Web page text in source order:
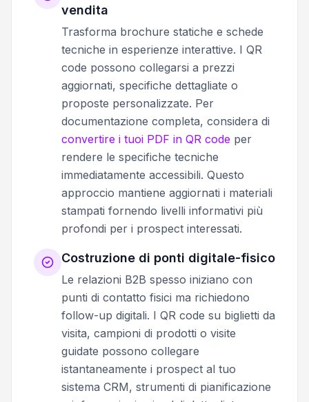
vendita
Trasforma brochure statiche e schede
tecniche in esperienze interattive. I QR
code possono collegarsi a prezzi
aggiornati, specifiche dettagliate o
proposte personalizzate. Per
documentazione completa, considera di
convertire i tuoi PDF in QR code per
rendere le specifiche tecniche
immediatamente accessibili. Questo
approccio mantiene aggiornati i materiali
stampati fornendo livelli informativi più
profondi per i prospect interessati.
Costruzione di ponti digitale-fisico
Le relazioni B2B spesso iniziano con
punti di contatto fisici ma richiedono
follow-up digitali. I QR code su biglietti da
visita, campioni di prodotti o visite
guidate possono collegare
istantaneamente i prospect al tuo
sistema CRM, strumenti di pianificazione